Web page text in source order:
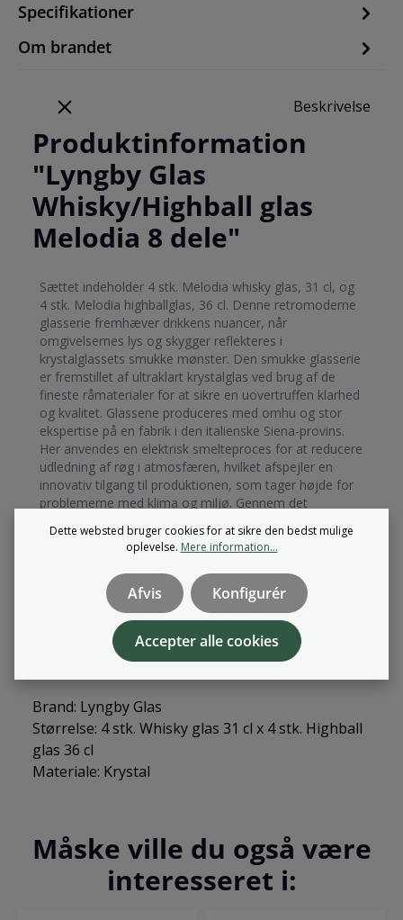
Specifikationer
Om brandet
Beskrivelse
Produktinformation
"Lyngby Glas
Whisky/Highball glas
Melodia 8 dele"
Sættet indeholder 4 stk. Melodia whisky glas, 31 cl, og
4 stk. Melodia highballglas, 36 cl. Denne retromoderne
glasserie fremhæver drikkens nuancer, når
omgivelsernes lys og skygger reflekteres i
krystalglassets smukke mønster. Den smukke glasserie
er fremstillet af ultraklart krystalglas ved brug af de
fineste råmaterialer for at sikre en uovertruffen klarhed
og kvalitet. Glassene produceres med omhu og stor
ekspertise på en fabrik i den italienske Siena-provins.
Her anvendes en elektrisk smelteproces for at reducere
udledning af røg i atmosfæren, hvilket afspejler en
innovativ tilgang til produktionen, som tager højde for
problemerne med klima og miljø. Gennem det
aftryk med en fjerdedel siden 2008.
Plejetips Glas bør afvaskes, inden det tages i brug
første gang. Ved vask i opvaskemaskine vælges et
kortprogram ved lav temperatur. Desuden skal der
være salt i opvaskemaskinen.
Brand: Lyngby Glas
Størrelse: 4 stk. Whisky glas 31 cl x 4 stk. Highball
glas 36 cl
Materiale: Krystal
Måske ville du også være
interesseret i:
Dette websted bruger cookies for at sikre den bedst mulige
oplevelse. Mere information...
Afvis Konfigurér
Accepter alle cookies